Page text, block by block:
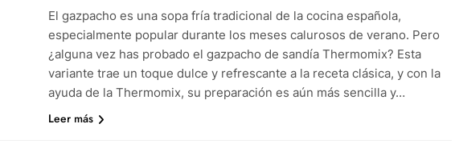
El gazpacho es una sopa fría tradicional de la cocina española,
especialmente popular durante los meses calurosos de verano. Pero
¿alguna vez has probado el gazpacho de sandía Thermomix? Esta
variante trae un toque dulce y refrescante a la receta clásica, y con la
ayuda de la Thermomix, su preparación es aún más sencilla y…
Leer más